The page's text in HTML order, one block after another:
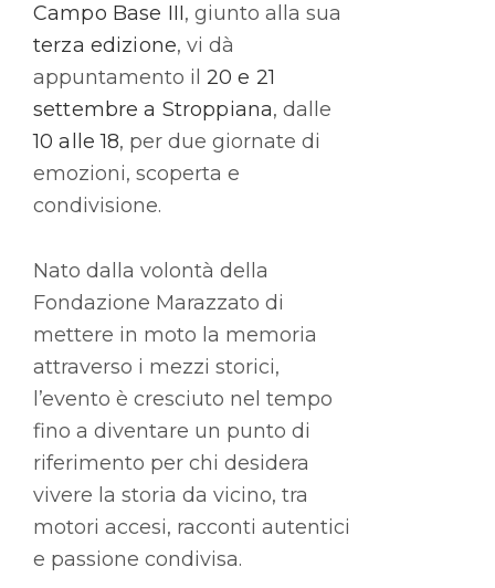
Campo Base III, giunto alla sua
terza edizione, vi dà
appuntamento il 20 e 21
settembre a Stroppiana, dalle
10 alle 18, per due giornate di
emozioni, scoperta e
condivisione.
Nato dalla volontà della
Fondazione Marazzato di
mettere in moto la memoria
attraverso i mezzi storici,
l’evento è cresciuto nel tempo
fino a diventare un punto di
riferimento per chi desidera
vivere la storia da vicino, tra
motori accesi, racconti autentici
e passione condivisa.